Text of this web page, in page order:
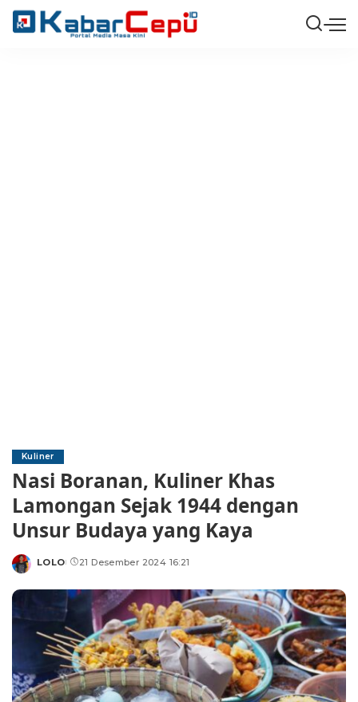
Kuliner
Nasi Boranan, Kuliner Khas
Lamongan Sejak 1944 dengan
Unsur Budaya yang Kaya
Posted
LOLO 21 Desember 2024 16:21